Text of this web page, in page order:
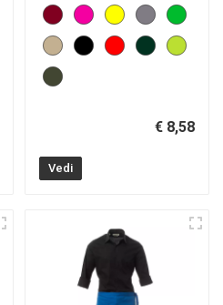
€ 8,58
Vedi